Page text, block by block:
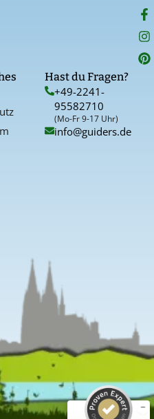
F
a
c
e
b
I
n
s
t
a
P
i
n
t
e
Hast du Fragen?
+49-2241-
95582710
(Mo-Fr 9-17 Uhr)
info@guiders.de
und Erfahrungen zu
Empfehlungen auf
ProvenExpert.com
GUT
4,66
/